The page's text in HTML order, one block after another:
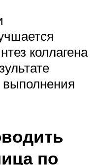
коллагена
выполнения
по